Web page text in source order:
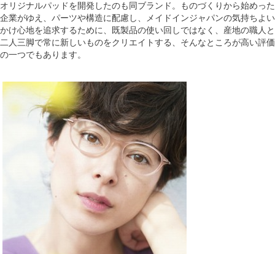
オリジナルパッドを開発したのも同ブランド。ものづくりから始めった
企業がゆえ、パーツや構造に配慮し、メイドインジャパンの気持ちよい
かけ心地を追求するために、既製品の使い回しではなく、産地の職人と
二人三脚で常に新しいものをクリエイトする、そんなところが高い評価
の一つでもあります。